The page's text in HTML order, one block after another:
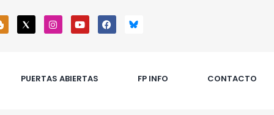
PUERTAS ABIERTAS FP INFO CONTACTO